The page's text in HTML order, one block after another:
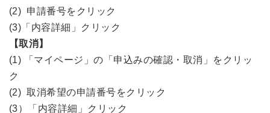
(2) 申請番号をクリック
(3)「内容詳細」クリック
【取消】
(1) 「マイページ」の「申込みの確認・取消」をクリッ
ク
(2) 取消希望の申請番号をクリック
(3）「内容詳細」クリック